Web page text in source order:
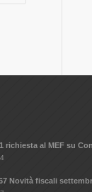
richiesta al MEF su
Novità fiscali